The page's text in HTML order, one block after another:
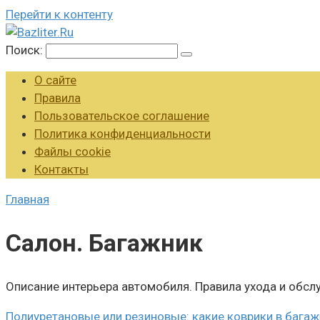
Перейти к контенту
Поиск:
О сайте
Правила
Пользовательское соглашение
Политика конфиденциальности
Файлы cookie
Контакты
Главная
Салон. Багажник
Описание интерьера автомобиля. Правила ухода и
Полиуретановые или резиновые: какие коврики в